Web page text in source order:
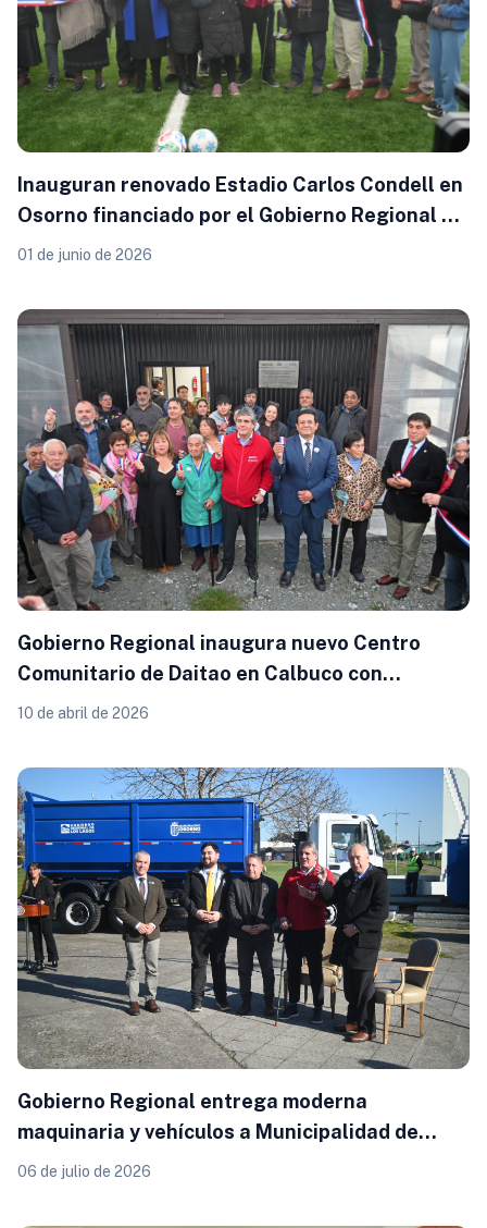
Inauguran renovado Estadio Carlos Condell en
Osorno financiado por el Gobierno Regional de
Los Lagos
01 de junio de 2026
Gobierno Regional inaugura nuevo Centro
Comunitario de Daitao en Calbuco con
inversión cercana a los $194 millones
10 de abril de 2026
Gobierno Regional entrega moderna
maquinaria y vehículos a Municipalidad de
Osorno por cerca de $950 millones
06 de julio de 2026